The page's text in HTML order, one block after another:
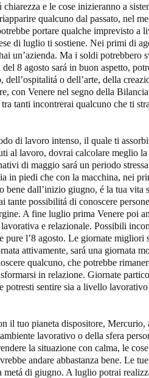
e le cose inizieranno a
qualcuno dal passato, nel
portare qualche imprevisto a
di luglio ti sostiene. Nei primi di
un’azienda. Ma i soldi potrebbero
8 agosto sará in buon aspetto,
dell’ospitalitá o dell’arte, della
con Venere nel segno della
tanti incontrerai qualcuno che ti
di lavoro intenso, il quale ti
al lavoro, dovrai calcolare meglio
di maggio sará un periodo
in piedi che con la macchina, nei
bene dall’inizio giugno, é la tua vita
tante possibilitá di conoscere
A fine luglio prima Venere poi
e relazionale. Possibili
pure l’8 agosto. Le giornate migliori
attivamente, sará una giornata
qualcuno, che potrebbe
in relazione. Giornate
potresti sentire sia a livello
il tuo pianeta dispositore, Mercurio,
lavorativo o della sfera
la situazione con calma, le
andare abbastanza bene. Le
metá di giugno. A luglio potrai